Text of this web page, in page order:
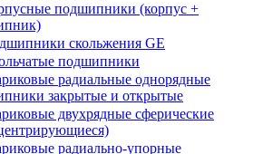
подшипники (корпус +
скольжения GE
подшипники
радиальные однорядные
закрытые и открытые
двухрядные сферические
радиально-упорные